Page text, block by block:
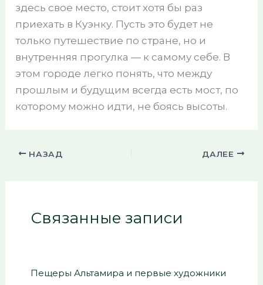
здесь свое место, стоит хотя бы раз
приехать в Куэнку. Пусть это будет не
только путешествие по стране, но и
внутренняя прогулка — к самому себе. В
этом городе легко понять, что между
прошлым и будущим всегда есть мост, по
которому можно идти, не боясь высоты.
НАЗАД ДАЛЕЕ
Связанные записи
Пещеры Альтамира и первые художники